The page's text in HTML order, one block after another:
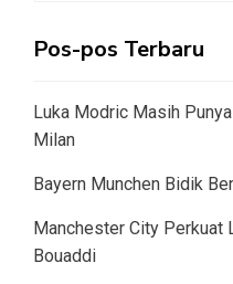
Pos-pos Terbaru
Luka Modric Masih
Milan
Bayern Munchen Bidik
Manchester City Perkuat
Bouaddi